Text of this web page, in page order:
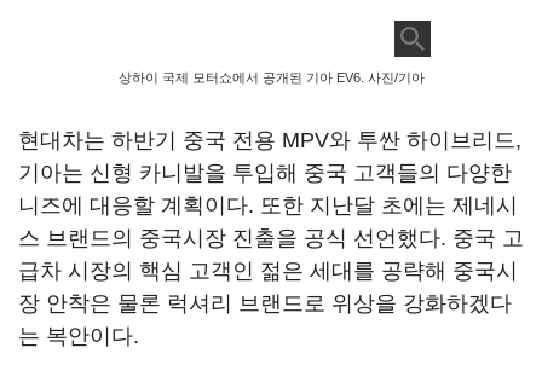
상하이 국제 모터쇼에서 공개된 기아 EV6. 사진/기아
현대차는 하반기 중국 전용 MPV와 투싼 하이브리드,
기아는 신형 카니발을 투입해 중국 고객들의 다양한
니즈에 대응할 계획이다. 또한 지난달 초에는 제네시
스 브랜드의 중국시장 진출을 공식 선언했다. 중국 고
급차 시장의 핵심 고객인 젊은 세대를 공략해 중국시
장 안착은 물론 럭셔리 브랜드로 위상을 강화하겠다
는 복안이다.